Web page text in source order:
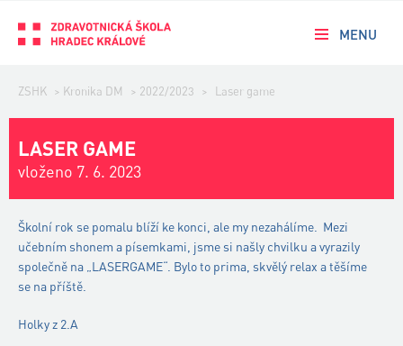
MENU
ZSHK > Kronika DM > 2022/2023 > Laser game
LASER GAME
vloženo 7. 6. 2023
Školní rok se pomalu blíží ke konci, ale my nezahálíme. Mezi
učebním shonem a písemkami, jsme si našly chvilku a vyrazily
společně na „LASERGAME“. Bylo to prima, skvělý relax a těšíme
se na příště.
Holky z 2.A